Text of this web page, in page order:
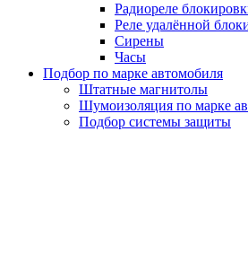
Радиореле
Реле удалённой
Сирены
Часы
Подбор по марке автомобиля
Штатные магнитолы
Шумоизоляция по марке
Подбор системы защиты